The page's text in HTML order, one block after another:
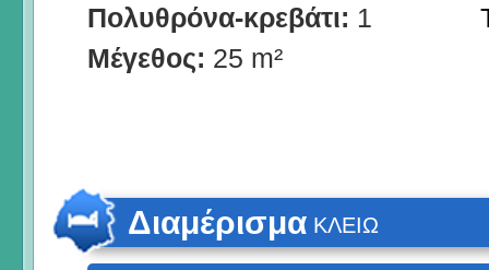
Πολυθρόνα-κρεβάτι: 1
Μέγεθος: 25 m²
Διαμέρισμα ΚΛΕΙΩ